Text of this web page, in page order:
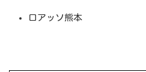
ロアッソ熊本